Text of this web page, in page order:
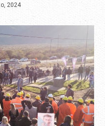
2024